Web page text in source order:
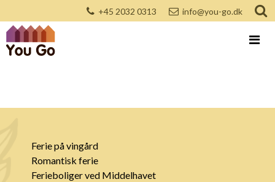
+45 2032 0313 info@you-go.dk
Ferie på vingård
Romantisk ferie
Ferieboliger ved Middelhavet